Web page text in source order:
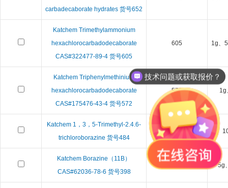
carbadecaborate hydrates 货号652
Katchem Trimethylammonium
hexachlorocarbadodecaborate
CAS#322477-89-4 货号605
605 1g、
Katchem Triphenylmethinium
hexachlorocarbadodecaborate
CAS#175476-43-4 货号572
572 1g
Katchem 1，3，5-Trimethyl-2.4.6-
trichloroborazine 货号484
484 5g、
Katchem Borazine（11B）
CAS#62036-78-6 货号398
5g
技术问题或获取报价？